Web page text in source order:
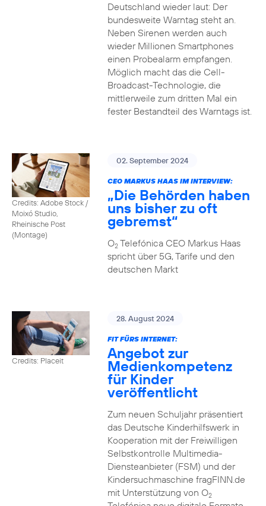
Deutschland wieder laut: Der
bundesweite Warntag steht an.
Neben Sirenen werden auch
wieder Millionen Smartphones
einen Probealarm empfangen.
Möglich macht das die Cell-
Broadcast-Technologie, die
mittlerweile zum dritten Mal ein
fester Bestandteil des Warntags ist.
Credits: Adobe Stock /
Moixó Studio,
Rheinische Post
(Montage)
02. September 2024
CEO MARKUS HAAS IM INTERVIEW:
„Die Behörden haben
uns bisher zu oft
gebremst“
O2Telefónica CEO Markus Haas
spricht über 5G, Tarife und den
deutschen Markt
Credits: Placeit
28. August 2024
FIT FÜRS INTERNET:
Angebot zur
Medienkompetenz
für Kinder
veröffentlicht
Zum neuen Schuljahr präsentiert
das Deutsche Kinderhilfswerk in
Kooperation mit der Freiwilligen
Selbstkontrolle Multimedia-
Diensteanbieter (FSM) und der
Kindersuchmaschine fragFINN.de
mit Unterstützung von O2